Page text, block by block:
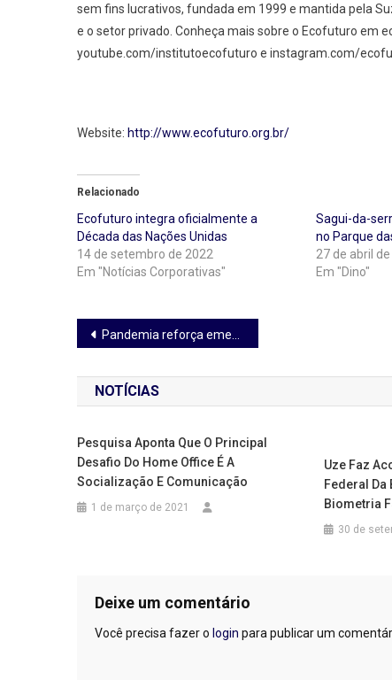
sem fins lucrativos, fundada em 1999 e mantida pela
e o setor privado. Conheça mais sobre o Ecofuturo
youtube.com/institutoecofuturo e instagram.com/
Website: http://www.ecofuturo.org.br/
Relacionado
Ecofuturo integra oficialmente a
Década das Nações Unidas
14 de setembro de 2022
Em "Notícias Corporativas"
Sagui-da-
no Parque
27 de abril de
Em "Dino"
Navegação
de
Post
Pandemia reforça emergência por negócios mais sustentáveis
NOTÍCIAS
Pesquisa Aponta Que O Principal
Desafio Do Home Office É A
Socialização E Comunicação
1 de março de 2021
Uze Faz
Federal Da
Biometria
30 de
Deixe um comentário
Você precisa fazer o login para publicar um